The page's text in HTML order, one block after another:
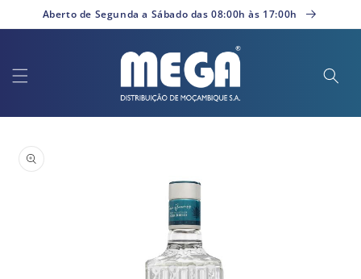
para o
conteúdo
Aberto de Segunda a Sábado das 08:00h às 17:00h
informação